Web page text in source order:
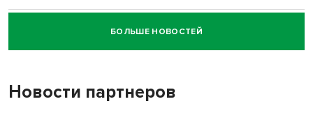
Новосибирский суд наказал водителя за смерть
пенсионерки на вокзале
БОЛЬШЕ НОВОСТЕЙ
Новости партнеров